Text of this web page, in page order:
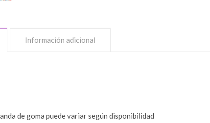
Información adicional
de goma puede variar según disponibilidad